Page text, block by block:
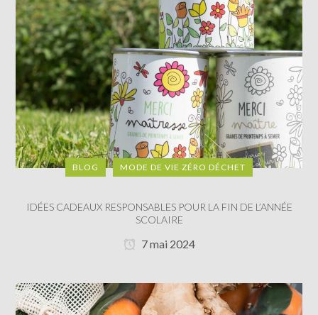
BLOG MODE DE VIE ZÉRO DÉCHET
IDÉES CADEAUX RESPONSABLES POUR LA FIN DE L’ANNÉE
SCOLAIRE
7 mai 2024